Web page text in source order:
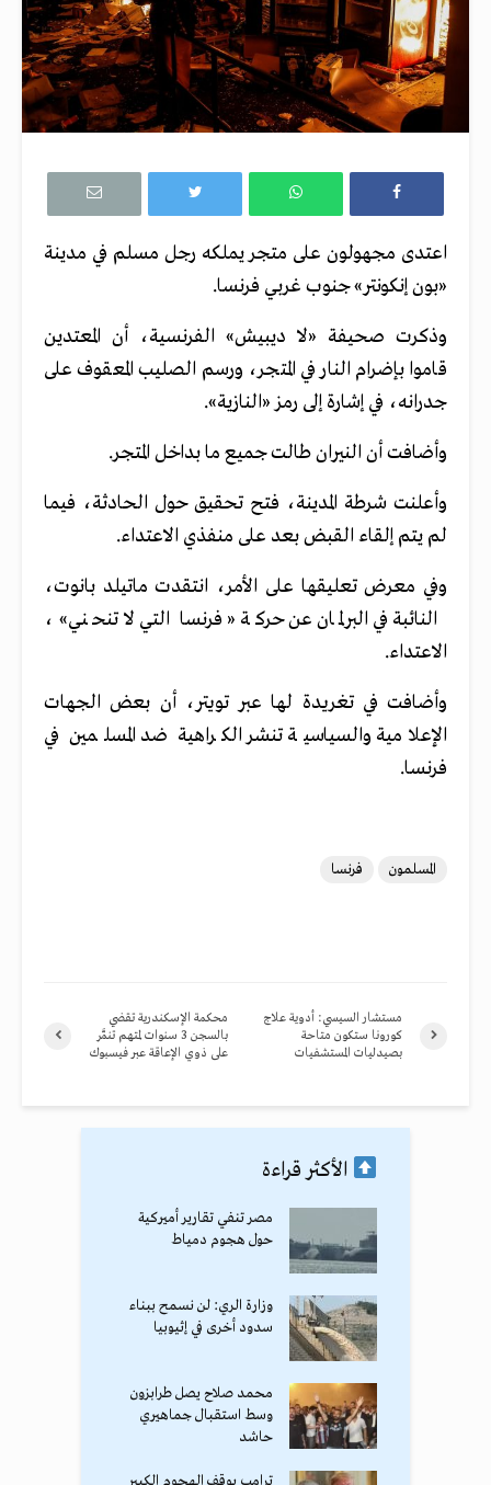
اعتدى مجهولون على متجر يملكه رجل مسلم في مدينة
«بون إنكونتر» جنوب غربي فرنسا.
وذكرت صحيفة «لا ديبيش» الفرنسية، أن المعتدين
قاموا بإضرام النار في المتجر، ورسم الصليب المعقوف على
جدرانه، في إشارة إلى رمز «النازية».
وأضافت أن النيران طالت جميع ما بداخل المتجر.
وأعلنت شرطة المدينة، فتح تحقيق حول الحادثة، فيما
لم يتم إلقاء القبض بعد على منفذي الاعتداء.
وفي معرض تعليقها على الأمر، انتقدت ماتيلد بانوت،
النائبة في البرلمان عن حركة «فرنسا التي لا تنحني»،
الاعتداء.
وأضافت في تغريدة لها عبر تويتر، أن بعض الجهات
الإعلامية والسياسية تنشر الكراهية ضد المسلمين في
فرنسا.
المسلمون فرنسا
محكمة الإسكندرية تقضي
بالسجن 3 سنوات لمتهم تنمَّر
على ذوي الإعاقة عبر فيسبوك
مستشار السيسي: أدوية علاج
كورونا ستكون متاحة
بصيدليات المستشفيات
الأكثر قراءة
مصر تنفي تقارير أميركية
حول هجوم دمياط
وزارة الري: لن نسمح ببناء
سدود أخرى في إثيوبيا
محمد صلاح يصل طرابزون
وسط استقبال جماهيري
حاشد